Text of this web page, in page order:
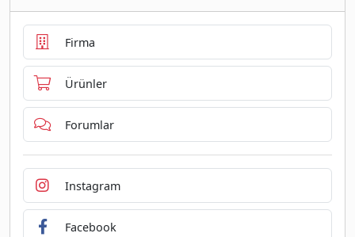
Firma
Ürünler
Forumlar
Instagram
Facebook